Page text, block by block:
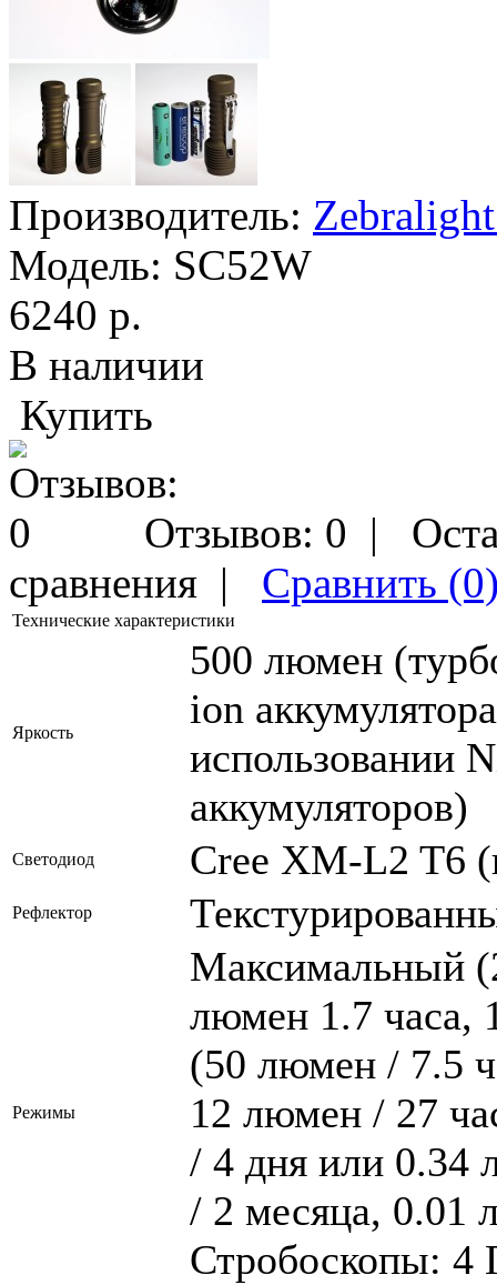
Производитель:
Модель: SC52W
6240 р.
В наличии
Купить
Отзывов: 0 |
сравнения | Сравнить
Технические характеристики
Яркость
500 люмен
ion
аккумуляторов)
Светодиод Cree XM-L2 T6
Рефлектор
Режимы
Максимальный
люмен 1.7 часа,
(50 люмен / 7.5
12 люмен / 27
/ 4 дня или 0.34
/ 2 месяца, 0.01
Стробоскопы: 4